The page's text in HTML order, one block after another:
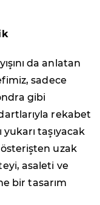
da anlatan
sadece
gibi
rekabet
taşıyacak
uzak
asaleti ve
bir tasarım